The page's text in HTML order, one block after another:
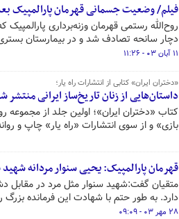
فیلم/ وضعیت جسمانی قهرمان پارالمپیک
روح‌الله رستمی قهرمان وزنه‌برداری
دچار سانحه تصادف شد و در بیمارستان
۱۱ آبان ۰۳ - ۱۱:۲۶
«دختران ایران» کتابی از انتشارات راه یار؛
داستان‌هایی از زنان تاریخ‌ساز ایرانی منتشر
کتاب «دختران ایران»؛ اولین جلد از
بازی» و از سوی انتشارات «راه یار» چاپ و
قهرمان پارالمپیک: یحیی سنوار مردانه
متقیان گفت:شهید سنوار مثل مرد در مقابل
دارد. به طور حتم با شهادت این فرمانده
۲۸ مهر ۰۳ - ۰۹:۰۹